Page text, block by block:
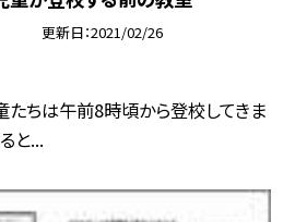
更新日 2021/02/26
たちは午前8時頃から登校してきま
と...